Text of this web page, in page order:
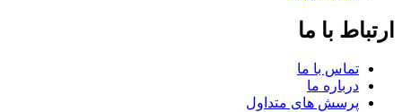
با ما
تماس با ما
درباره ما
پرسش های متداول